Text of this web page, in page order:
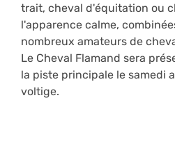
trait, cheval d'équitation ou
l'apparence calme,
nombreux amateurs de
Le Cheval Flamand sera
la piste principale le samedi
voltige.